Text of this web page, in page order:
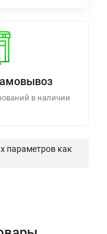
в наличии
параметров как